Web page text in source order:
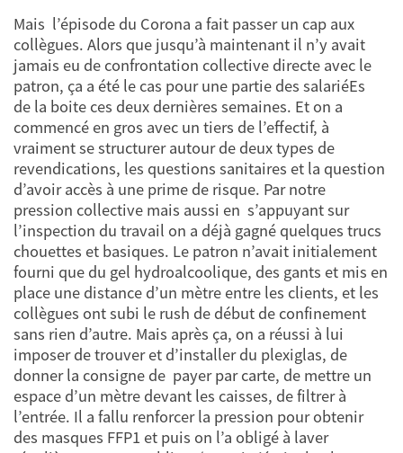
Mais l’épisode du Corona a fait passer un cap aux
collègues. Alors que jusqu’à maintenant il n’y avait
jamais eu de confrontation collective directe avec le
patron, ça a été le cas pour une partie des salariéEs
de la boite ces deux dernières semaines. Et on a
commencé en gros avec un tiers de l’effectif, à
vraiment se structurer autour de deux types de
revendications, les questions sanitaires et la question
d’avoir accès à une prime de risque. Par notre
pression collective mais aussi en s’appuyant sur
l’inspection du travail on a déjà gagné quelques trucs
chouettes et basiques. Le patron n’avait initialement
fourni que du gel hydroalcoolique, des gants et mis en
place une distance d’un mètre entre les clients, et les
collègues ont subi le rush de début de confinement
sans rien d’autre. Mais après ça, on a réussi à lui
imposer de trouver et d’installer du plexiglas, de
donner la consigne de payer par carte, de mettre un
espace d’un mètre devant les caisses, de filtrer à
l’entrée. Il a fallu renforcer la pression pour obtenir
des masques FFP1 et puis on l’a obligé à laver